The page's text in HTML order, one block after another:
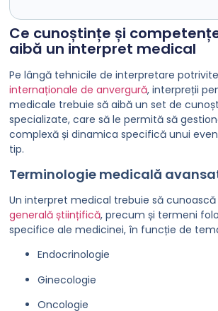
Ce cunoștințe și
aibă un interpret medical
Pe lângă tehnicile de interpretare
internaționale de anvergură, interpreții
medicale trebuie să aibă un set de
specializate, care să le permită să
complexă și dinamica specifică unui
tip.
Terminologie medicală
Un interpret medical trebuie să cunoască
generală științifică, precum și termeni
specifice ale medicinei, în funcție de
Endocrinologie
Ginecologie
Oncologie